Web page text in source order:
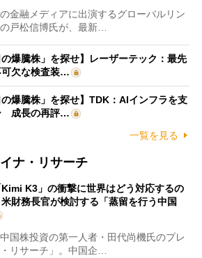
金融メディアに出演するグローバルリン
戸松信博氏が、最新…
の爆騰株」を探せ】レーザーテック：最先
可欠な検査装…
の爆騰株」を探せ】TDK：AIインフラを支
成長の再評…
一覧を見る
ナ・リサーチ
K3」の衝撃に世界はどう対応するの
財務長官が検討する「蒸留を行う中国
国株投資の第一人者・田代尚機氏のプレ
リサーチ」。中国企…